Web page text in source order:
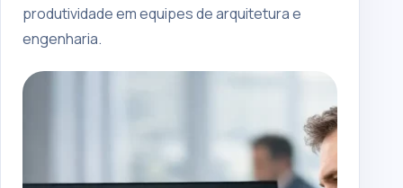
produtividade em equipes de arquitetura e
engenharia.